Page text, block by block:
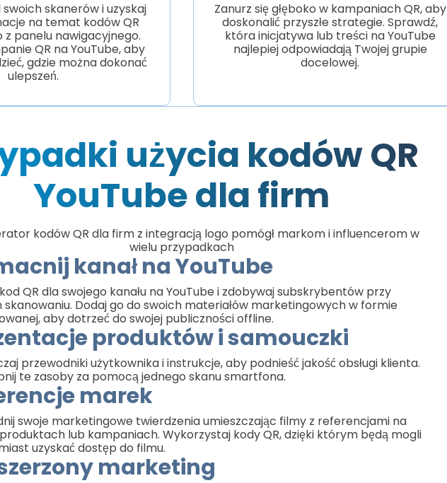
swoich skanerów i uzyskaj
na temat kodów QR
z panelu nawigacyjnego.
QR na YouTube, aby
gdzie można dokonać
ulepszeń.
Zanurz się głęboko w kampaniach QR, aby
doskonalić przyszłe strategie. Sprawdź,
która inicjatywa lub treści na YouTube
najlepiej odpowiadają Twojej grupie
docelowej.
użycia kodów QR
YouTube dla firm
kodów QR dla firm z integracją logo pomógł markom i influencerom w
wielu przypadkach
kanał na YouTube
QR dla swojego kanału na YouTube i zdobywaj subskrybentów przy
skanowaniu. Dodaj go do swoich materiałów marketingowych w formie
aby dotrzeć do swojej publiczności offline.
produktów i samouczki
przewodniki użytkownika i instrukcje, aby podnieść jakość obsługi klienta.
te zasoby za pomocą jednego skanu smartfona.
marek
swoje marketingowe twierdzenia umieszczając filmy z referencjami na
lub kampaniach. Wykorzystaj kody QR, dzięki którym będą mogli
uzyskać dostęp do filmu.
marketing